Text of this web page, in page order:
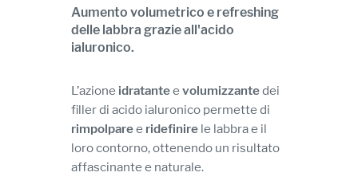
Aumento volumetrico e refreshing
delle labbra grazie all'acido
ialuronico.
L’azione idratanteevolumizzantedei
filler di acido ialuronico permette di
rimpolparee ridefinire le labbra e il
loro contorno, ottenendo un risultato
affascinante e naturale.